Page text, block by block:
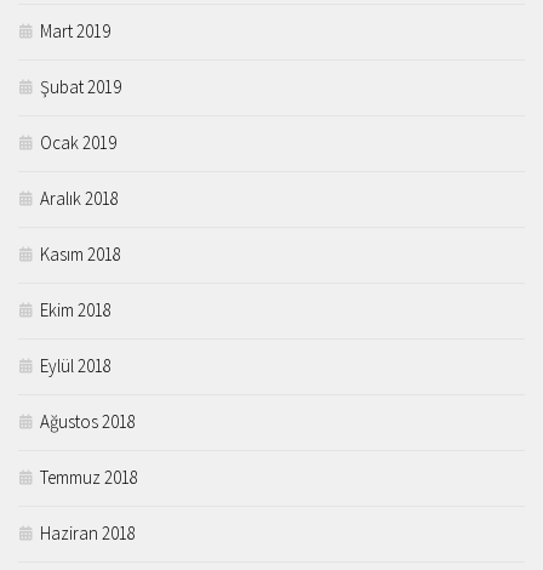
Mart 2019
Şubat 2019
Ocak 2019
Aralık 2018
Kasım 2018
Ekim 2018
Eylül 2018
Ağustos 2018
Temmuz 2018
Haziran 2018